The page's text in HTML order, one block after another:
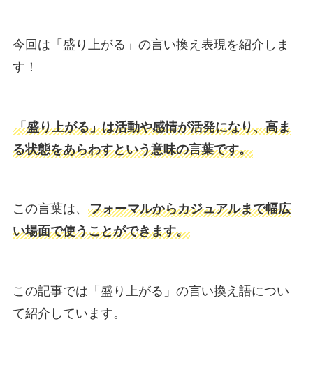
今回は「盛り上がる」の言い換え表現を紹介しま
す！
「盛り上がる」は活動や感情が活発になり、高ま
る状態をあらわすという意味の言葉です。
この言葉は、 フォーマルからカジュアルまで幅広
い場面で使うことができます。
この記事では「盛り上がる」の言い換え語につい
て紹介しています。